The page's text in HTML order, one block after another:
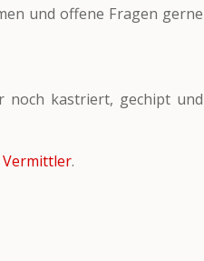
und offene Fragen gerne
noch kastriert, gechipt und
Vermittler.